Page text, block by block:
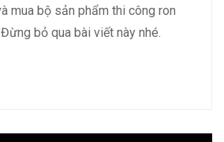
mua bộ sản phẩm thi công ron
bỏ qua bài viết này nhé.